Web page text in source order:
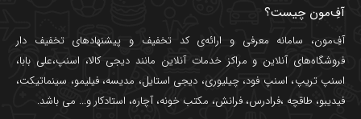
آفِ‌مون چیست؟
آفِ‌مون، سامانه معرفی و ارائه‌یکد تخفیف و پیشنهادهای تخفیف دار
فروشگاه‌های آنلاین و مراکز خدمات آنلاین مانند دیجی کالا، اسنپ،علی بابا،
اسنپ تریپ، اسنپ فود،چیلیوری، دیجی استایل، مدیسه،فیلیمو، سینماتیکت،
فیدیبو، طاقچه ،فرادرس، فرانش، مکتب خونه،آچاره، استادکار و... می باشد.